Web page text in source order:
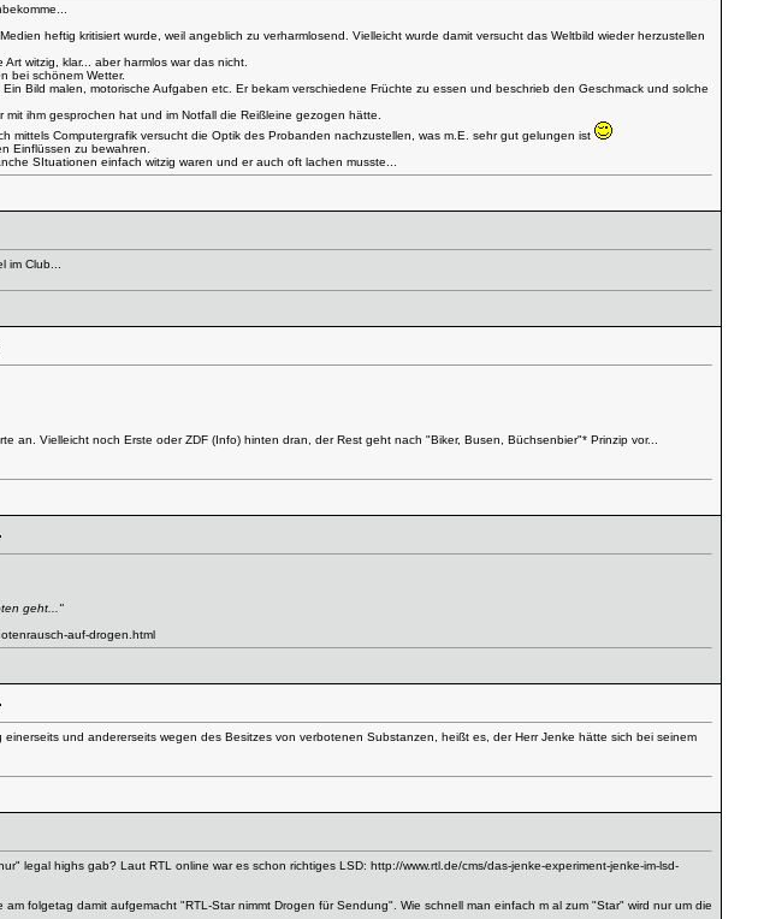
heftig kritisiert wurde, weil angeblich zu verharmlosend. Vielleicht wurde damit versucht das Weltbild wieder herzustellen
witzig, klar... aber harmlos war das nicht.
bei schönem Wetter.
Bild malen, motorische Aufgaben etc. Er bekam verschiedene Früchte zu essen und beschrieb den Geschmack und solche
ihm gesprochen hat und im Notfall die Reißleine gezogen hätte.
mittels Computergrafik versucht die Optik des Probanden nachzustellen, was m.E. sehr gut gelungen ist
Einflüssen zu bewahren.
SItuationen einfach witzig waren und er auch oft lachen musste...
Club...
an. Vielleicht noch Erste oder ZDF (Info) hinten dran, der Rest geht nach "Biker, Busen, Büchsenbier"* Prinzip vor...
geht..."
auf-drogen.html
und andererseits wegen des Besitzes von verbotenen Substanzen, heißt es, der Herr Jenke hätte sich bei seinem
legal highs gab? Laut RTL online war es schon richtiges LSD: http://www.rtl.de/cms/das-jenke-experiment-jenke-im-lsd-
folgetag damit aufgemacht "RTL-Star nimmt Drogen für Sendung". Wie schnell man einfach m al zum "Star" wird nur um die